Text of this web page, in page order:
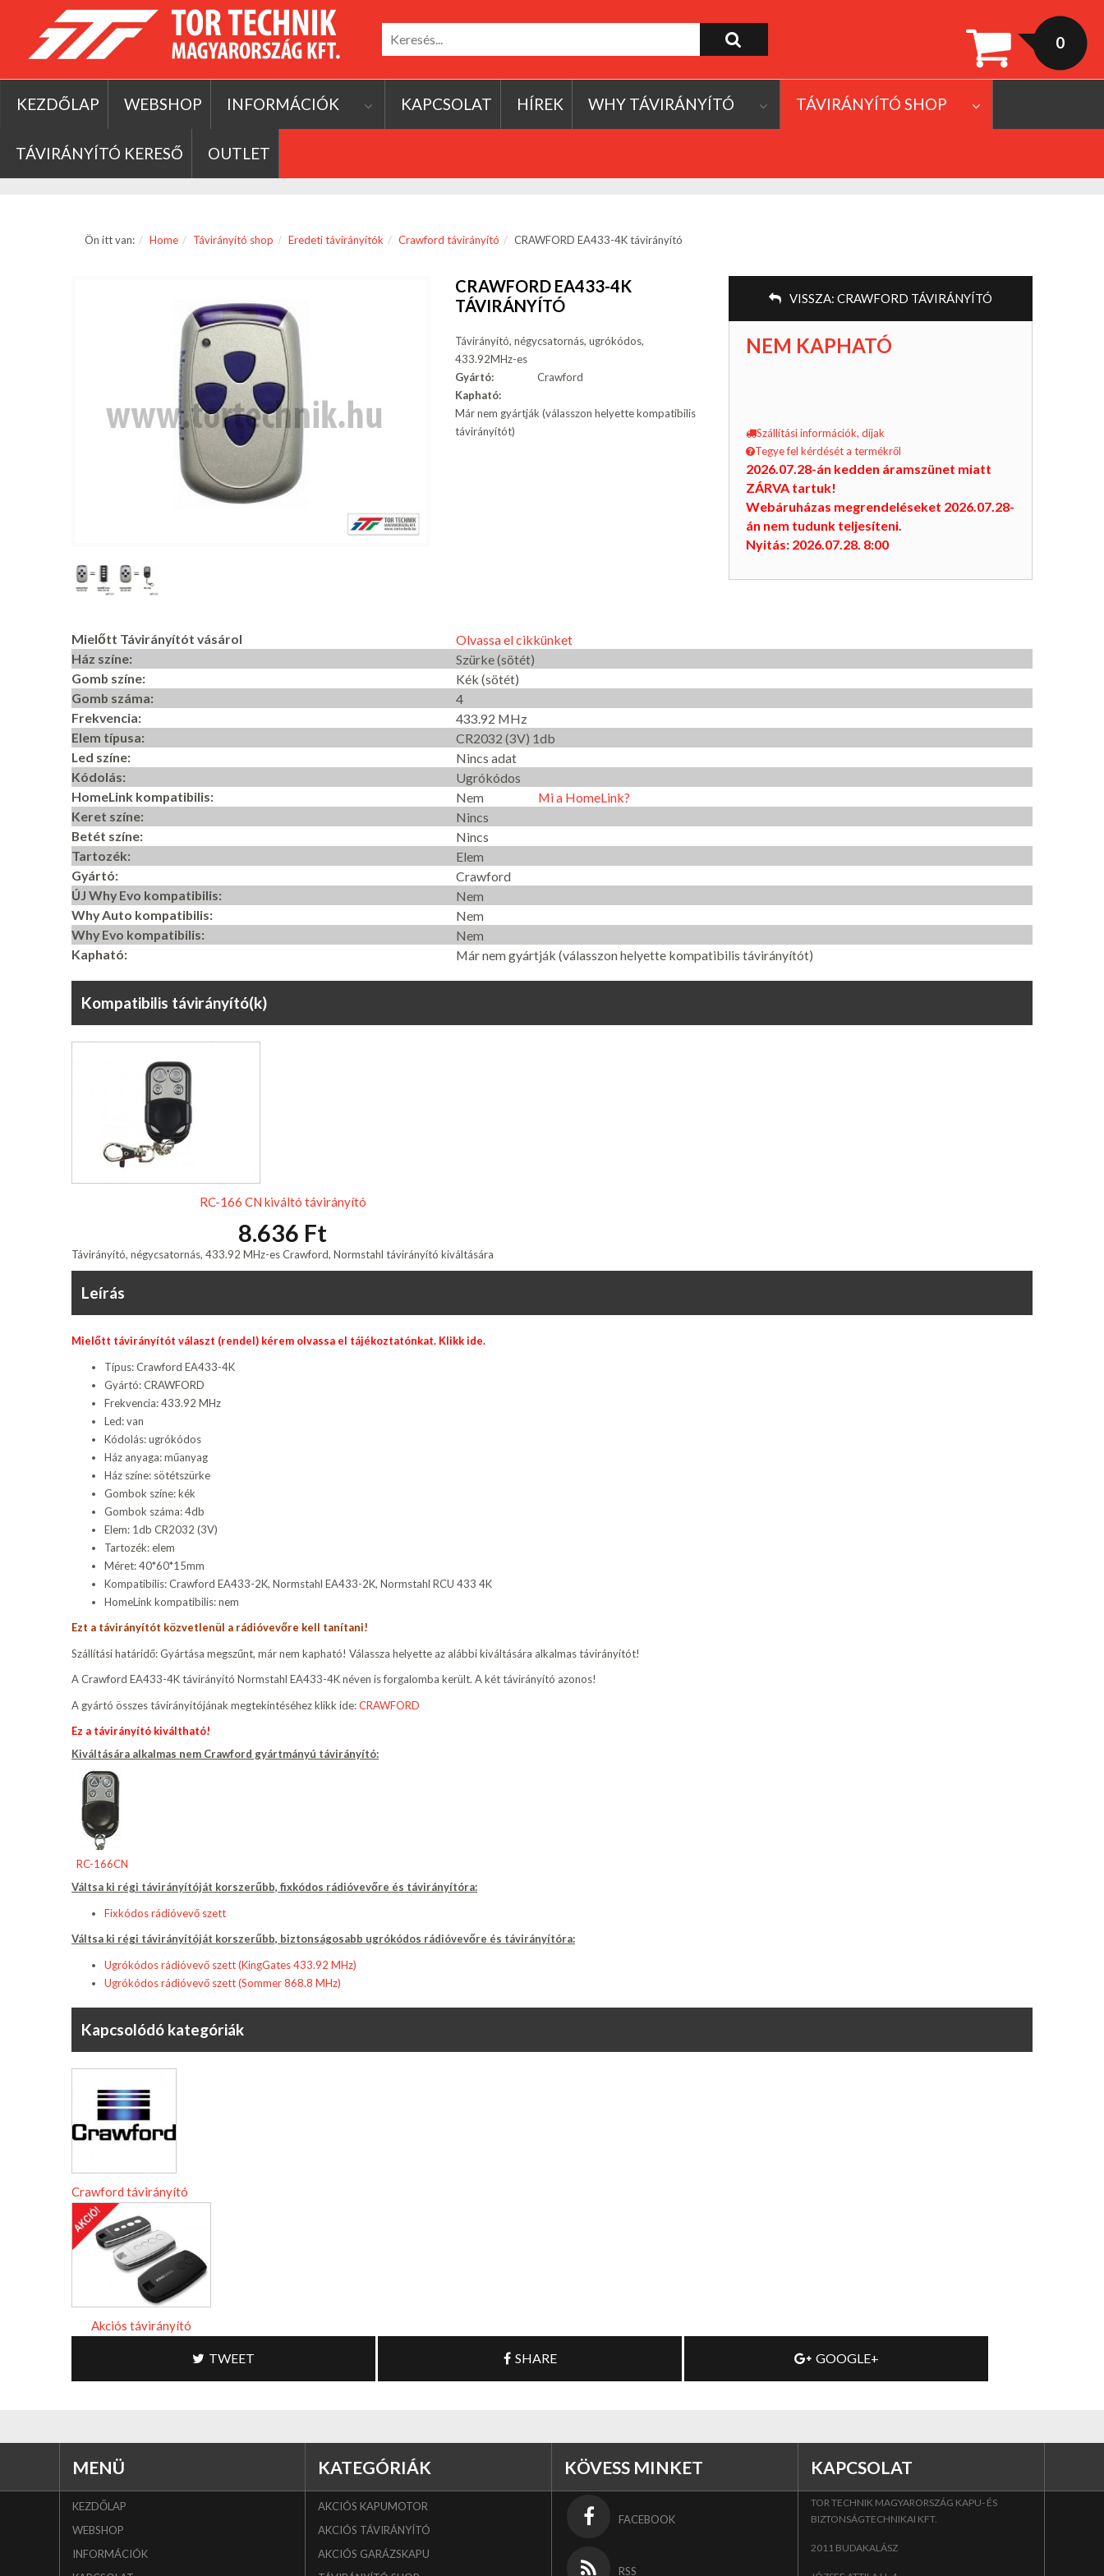
0
KEZDŐLAP WEBSHOP INFORMÁCIÓK KAPCSOLAT HÍREK WHY TÁVIRÁNYÍTÓ TÁVIRÁNYÍTÓ SHOP
TÁVIRÁNYÍTÓ KERESŐ OUTLET
Ön itt van: Home Távirányító shop Eredeti távirányítók Crawford távirányító CRAWFORD EA433-4K távirányító
CRAWFORD EA433-4K
TÁVIRÁNYÍTÓ
Távirányító, négycsatornás, ugrókódos,
433.92MHz-es
Gyártó:
Crawford
Kapható:
Már nem gyártják (válasszon helyette kompatibilis
távirányítót)
VISSZA: CRAWFORD TÁVIRÁNYÍTÓ
NEM KAPHATÓ
Szállítási információk, díjak
Tegye fel kérdését a termékről
2026.07.28-án kedden áramszünet miatt
ZÁRVA tartuk!
Webáruházas megrendeléseket 2026.07.28-
án nem tudunk teljesíteni.
Nyitás: 2026.07.28. 8:00
Mielőtt Távirányítót vásárol
Olvassa el cikkünket
Ház színe:
Szürke (sötét)
Gomb színe:
Kék (sötét)
Gomb száma:
4
Frekvencia:
433.92 MHz
Elem típusa:
CR2032 (3V) 1db
Led színe:
Nincs adat
Kódolás:
Ugrókódos
HomeLink kompatibilis:
Nem
Mi a HomeLink?
Keret színe:
Nincs
Betét színe:
Nincs
Tartozék:
Elem
Gyártó:
Crawford
ÚJ Why Evo kompatibilis:
Nem
Why Auto kompatibilis:
Nem
Why Evo kompatibilis:
Nem
Kapható:
Már nem gyártják (válasszon helyette kompatibilis távirányítót)
Kompatibilis távirányító(k)
RC-166 CN kiváltó távirányító
8.636 Ft
Távirányító, négycsatornás, 433.92 MHz-es Crawford, Normstahl távirányító kiváltására
Leírás
Mielőtt távirányítót választ (rendel) kérem olvassa el tájékoztatónkat. Klikk ide.
Típus: Crawford EA433-4K
Gyártó: CRAWFORD
Frekvencia: 433.92 MHz
Led: van
Kódolás: ugrókódos
Ház anyaga: műanyag
Ház színe: sötétszürke
Gombok színe: kék
Gombok száma: 4db
Elem: 1db CR2032 (3V)
Tartozék: elem
Méret: 40*60*15mm
Kompatibilis: Crawford EA433-2K, Normstahl EA433-2K, Normstahl RCU 433 4K
HomeLink kompatibilis: nem
Ezt a távirányítót közvetlenül a rádióvevőre kell tanítani!
Szállítási határidő: Gyártása megszűnt, már nem kapható! Válassza helyette az alábbi kiváltására alkalmas távirányítót!
A Crawford EA433-4K távirányító Normstahl EA433-4K néven is forgalomba került. A két távirányító azonos!
A gyártó összes távirányítójának megtekintéséhez klikk ide:CRAWFORD
Ez a távirányító kiváltható!
Kiváltására alkalmas nem Crawford gyártmányú távirányító:
RC-166CN
Váltsa ki régi távirányítóját korszerűbb, fixkódos rádióvevőre és távirányítóra:
Fixkódos rádióvevő szett
Váltsa ki régi távirányítóját korszerűbb, biztonságosabb ugrókódos rádióvevőre és távirányítóra:
Ugrókódos rádióvevő szett (KingGates 433.92 MHz)
Ugrókódos rádióvevő szett (Sommer 868.8 MHz)
Kapcsolódó kategóriák
Crawford távirányító
Akciós távirányító
TWEET SHARE GOOGLE+
MENÜ
KEZDŐLAP
WEBSHOP
INFORMÁCIÓK
KATEGÓRIÁK
AKCIÓS KAPUMOTOR
AKCIÓS TÁVIRÁNYÍTÓ
AKCIÓS GARÁZSKAPU
KÖVESS MINKET
FACEBOOK
RSS
KAPCSOLAT
TOR TECHNIK MAGYARORSZÁG KAPU- ÉS
BIZTONSÁGTECHNIKAI KFT.
2011 BUDAKALÁSZ